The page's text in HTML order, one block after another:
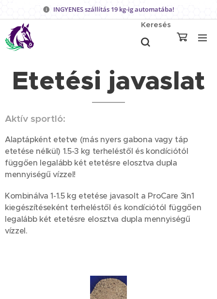
INGYENES szállítás 19 kg-ig automatába!
Keresés
Etetési javaslat
Aktív sportló:
Alaptápként etetve (más nyers gabona vagy táp
etetése nélkül) 1.5-3 kg terheléstől és kondíciótól
függően legalább két etetésre elosztva dupla
mennyiségű vízzel!
Kombinálva 1-1.5 kg etetése javasolt a ProCare 3in1
kiegészítéseként terheléstől és kondíciótól függően
legalább két etetésre elosztva dupla mennyiségű
vízzel.